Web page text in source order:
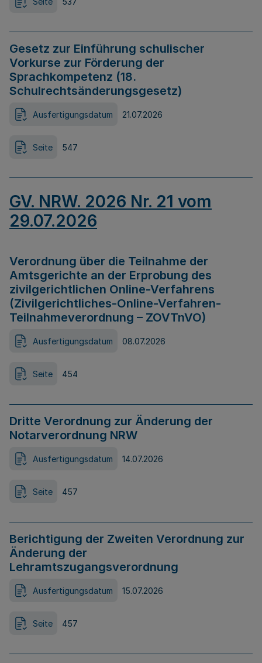
Gesetz zur Einführung schulischer
Vorkurse zur Förderung der
Sprachkompetenz (18.
Schulrechtsänderungsgesetz)
Ausfertigungsdatum 21.07.2026
Seite 547
GV. NRW. 2026 Nr. 21 vom
29.07.2026
Verordnung über die Teilnahme der
Amtsgerichte an der Erprobung des
zivilgerichtlichen Online-Verfahrens
(Zivilgerichtliches-Online-Verfahren-
Teilnahmeverordnung – ZOVTnVO)
Ausfertigungsdatum 08.07.2026
Seite 454
Dritte Verordnung zur Änderung der
Notarverordnung NRW
Ausfertigungsdatum 14.07.2026
Seite 457
Berichtigung der Zweiten Verordnung zur
Änderung der
Lehramtszugangsverordnung
Ausfertigungsdatum 15.07.2026
Seite 457